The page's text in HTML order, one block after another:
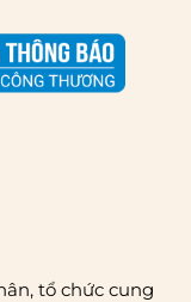
của ĐVVC
tác vận chuyển
tổ chức cung